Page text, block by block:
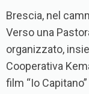
Brescia, nel
Verso una
organizzato,
Cooperativa
film “Io